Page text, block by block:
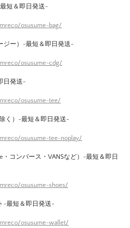
短＆即日発送-
osusume-bag/
ジー）-最短＆即日発送-
osusume-cdg/
日発送-
osusume-tee/
く）-最短＆即日発送-
osusume-tee-noplay/
コンバース・VANSなど）-最短＆即日
osusume-shoes/
-最短＆即日発送-
osusume-wallet/